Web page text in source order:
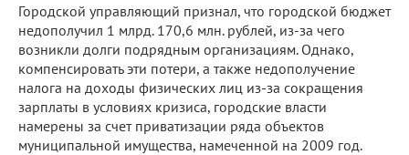
Городской управляющий признал, что городской бюджет
недополучил 1 млрд. 170,6 млн. рублей, из-за чего
возникли долги подрядным организациям. Однако,
компенсировать эти потери, а также недополучение
налога на доходы физических лиц из-за сокращения
зарплаты в условиях кризиса, городские власти
намерены за счет приватизации ряда объектов
муниципальной имущества, намеченной на 2009 год.